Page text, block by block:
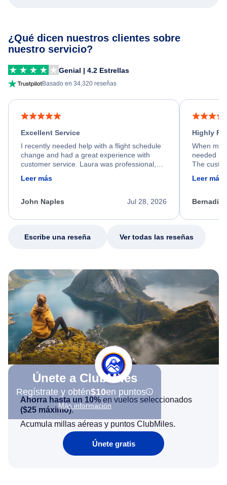
¿Qué dicen nuestros clientes sobre
nuestro servicio?
Genial | 4.2 Estrellas
Basado en 34,320 reseñas
Excellent Service
I recently needed help with a flight schedule
change and had a great experience with
customer service. Laura was professional,
friendly, and very helpful throughout the
process. She quickly found a solution and
appreciate her excellent service.
Leer más
Jul 28, 2026
John Naples
Highly
When my
needed
The
calm,
my issue.
Leer más
Escribe una reseña Ver todas las reseñas
Únete a ClubMiles
Regístrate y obtén$10en puntos
Más información
Ahorra hasta un 10% en vuelos seleccionados
($25 máximo).
Acumula millas aéreas y puntos ClubMiles.
Únete gratis